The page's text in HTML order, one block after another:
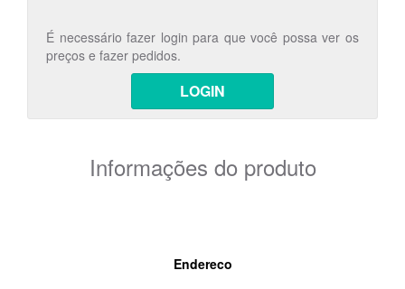
É necessário fazer login para que você possa ver os
preços e fazer pedidos.
LOGIN
Informações do produto
Endereco